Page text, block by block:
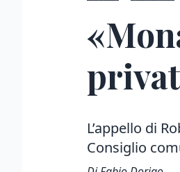
L’appello di
Consiglio